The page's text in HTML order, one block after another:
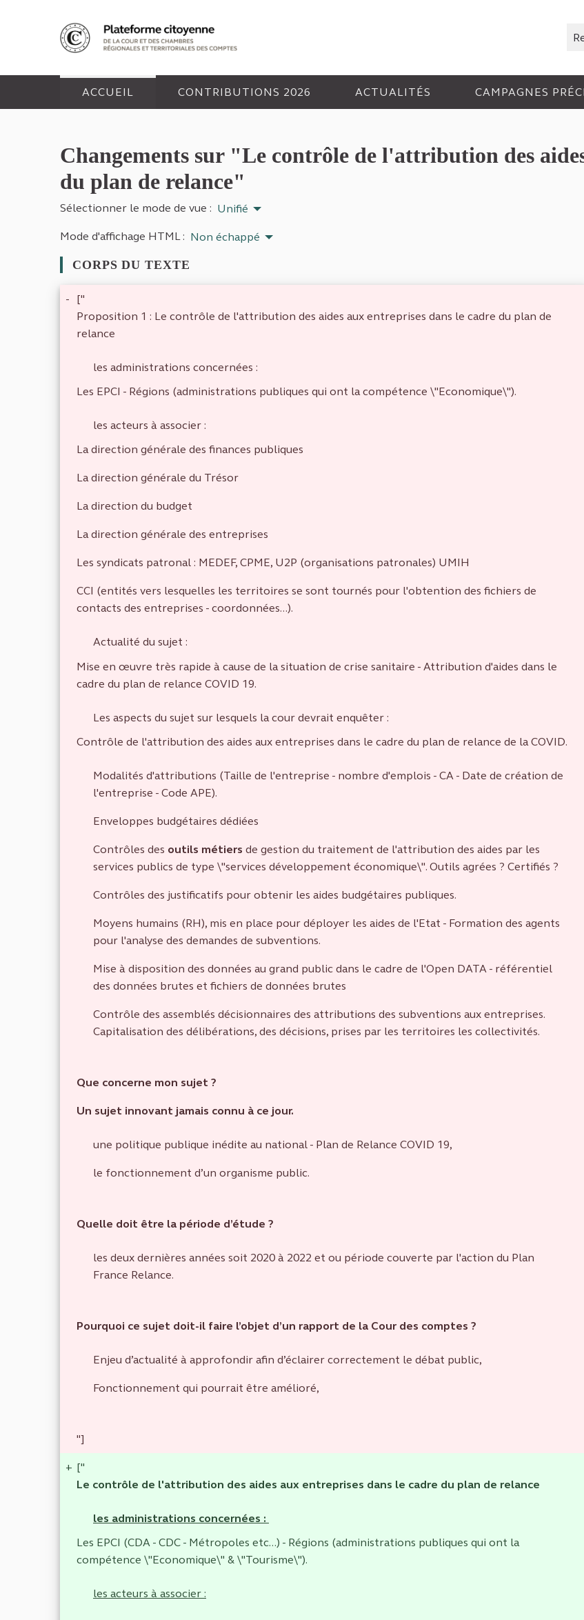
ACCUEIL CONTRIBUTIONS 2026 ACTUALITÉS CAMPAGNES
Changements sur "Le contrôle de l'attribution des
du plan de relance"
Sélectionner le mode de vue : Unifié
Mode d'affichage HTML : Non échappé
CORPS DU TEXTE
-
["
Proposition 1 : Le contrôle de l'attribution des aides aux entreprises dans le cadre du plan de
relance
les administrations concernées :
Les EPCI - Régions (administrations publiques qui ont la compétence \"Economique\").
les acteurs à associer :
La direction générale des finances publiques
La direction générale du Trésor
La direction du budget
La direction générale des entreprises
Les syndicats patronal : MEDEF, CPME, U2P (organisations patronales) UMIH
CCI (entités vers lesquelles les territoires se sont tournés pour l'obtention des fichiers de
contacts des entreprises - coordonnées...).
Actualité du sujet :
Mise en œuvre très rapide à cause de la situation de crise sanitaire - Attribution d'aides dans le
cadre du plan de relance COVID 19.
Les aspects du sujet sur lesquels la cour devrait enquêter :
Contrôle de l'attribution des aides aux entreprises dans le cadre du plan de relance de la COVID.
Modalités d'attributions (Taille de l'entreprise - nombre d'emplois - CA - Date de création de
l'entreprise - Code APE).
Enveloppes budgétaires dédiées
Contrôles des outils métiers de gestion du traitement de l'attribution des aides par les
services publics de type \"services développement économique\". Outils agrées ? Certifiés ?
Contrôles des justificatifs pour obtenir les aides budgétaires publiques.
Moyens humains (RH), mis en place pour déployer les aides de l'Etat - Formation des agents
pour l'analyse des demandes de subventions.
Mise à disposition des données au grand public dans le cadre de l'Open DATA - référentiel
des données brutes et fichiers de données brutes
Contrôle des assemblés décisionnaires des attributions des subventions aux entreprises.
Capitalisation des délibérations, des décisions, prises par les territoires les collectivités.
Que concerne mon sujet ?
Un sujet innovant jamais connu à ce jour.
une politique publique inédite au national - Plan de Relance COVID 19,
le fonctionnement d’un organisme public.
Quelle doit être la période d’étude ?
les deux dernières années soit 2020 à 2022 et ou période couverte par l'action du Plan
France Relance.
Pourquoi ce sujet doit-il faire l’objet d’un rapport de la Cour des comptes ?
Enjeu d’actualité à approfondir afin d’éclairer correctement le débat public,
Fonctionnement qui pourrait être amélioré,
"]
+ ["
Le contrôle de l'attribution des aides aux entreprises dans le cadre du plan de relance
les administrations concernées :
Les EPCI (CDA - CDC - Métropoles etc...) - Régions (administrations publiques qui ont la
compétence \"Economique\" & \"Tourisme\").
les acteurs à associer :